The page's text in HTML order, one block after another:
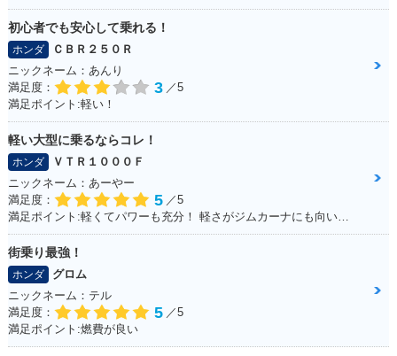
1999年 Super Cub
ーチェンジ
ーチェンジ
1998年 Super Cub
50 Deluxe・マイナ
ーチェンジ
初心者でも安心して乗れる！
ホンダ
ＣＢＲ２５０Ｒ
ニックネーム：あんり
満足度：
3 ／5
満足ポイント:軽い！
軽い大型に乗るならコレ！
ホンダ
ＶＴＲ１０００Ｆ
ニックネーム：あーやー
満足度：
5 ／5
満足ポイント:軽くてパワーも充分！ 軽さがジムカーナにも向いていて走りやすい！ ちなみにヘルメットも気に入っています！
街乗り最強！
ホンダ
グロム
ニックネーム：テル
満足度：
5 ／5
満足ポイント:燃費が良い